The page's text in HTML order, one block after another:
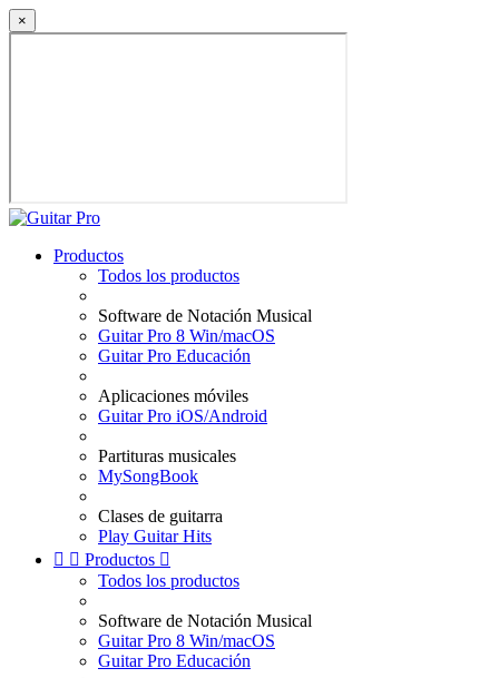
×
Productos
Todos los productos
Software de Notación Musical
Guitar Pro 8 Win/macOS
Guitar Pro Educación
Aplicaciones móviles
Guitar Pro iOS/Android
Partituras musicales
MySongBook
Clases de guitarra
Play Guitar Hits
  Productos 
Todos los productos
Software de Notación Musical
Guitar Pro 8 Win/macOS
Guitar Pro Educación